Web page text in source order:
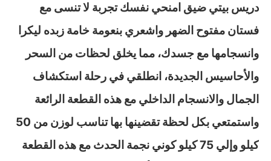
دريس بيتي ضيق امنحي نفسك تجربة لا تنسى مع
فستان مفتوح الضهر واشعري بنعومة خامة زبده ليكرا
وانسجامها مع جسدك، مما يخلق لحظات من السحر
والأحاسيس الجديدة، انطلقي في رحلة استكشاف
الجمال والانسجام الداخلي مع هذه القطعة الرائعة
واستمتعي بكل لحظة تقضينها بها تناسب لوزن من 50
كيلو وإلي 75 كيلو كوني نجمة الحدث مع هذه القطعة